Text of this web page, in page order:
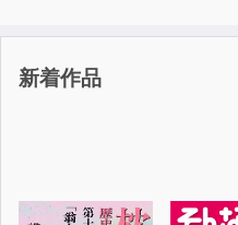
新着作品